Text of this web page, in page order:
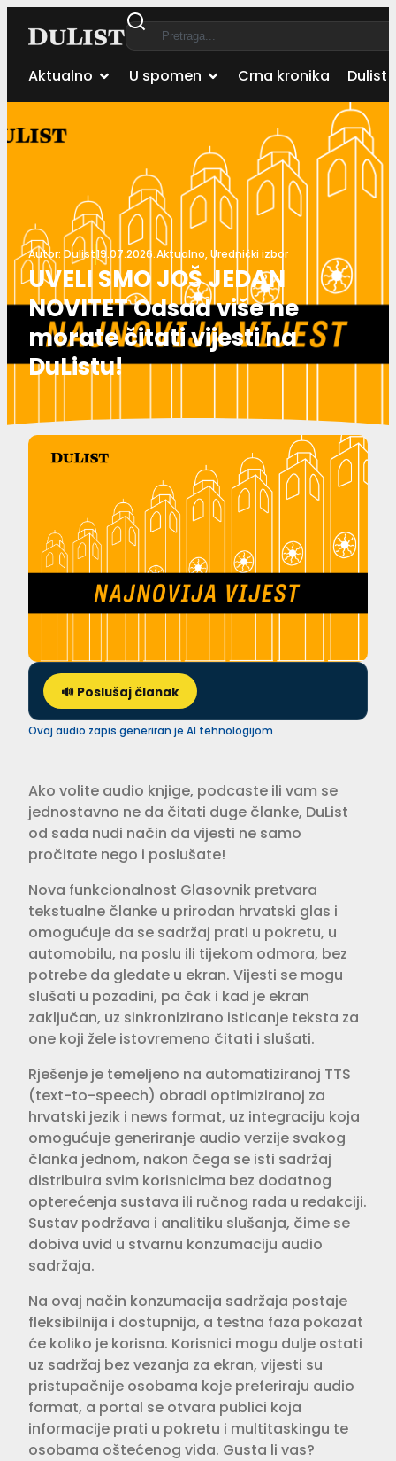
Aktualno U spomen Crna kronika Dulist
Autor: Dulist19.07.2026.Aktualno,Urednički izbor
UVELI SMO JOŠ JEDAN
NOVITET Odsad više ne
morate čitati vijesti na
DuListu!
🔊 Poslušaj članak
Ovaj audio zapis generiran je AI tehnologijom
Ako volite audio knjige, podcaste ili vam se
jednostavno ne da čitati duge članke, DuList
od sada nudi način da vijesti ne samo
pročitate nego i poslušate!
Nova funkcionalnost Glasovnik pretvara
tekstualne članke u prirodan hrvatski glas i
omogućuje da se sadržaj prati u pokretu, u
automobilu, na poslu ili tijekom odmora, bez
potrebe da gledate u ekran. Vijesti se mogu
slušati u pozadini, pa čak i kad je ekran
zaključan, uz sinkronizirano isticanje teksta za
one koji žele istovremeno čitati i slušati.
Rješenje je temeljeno na automatiziranoj TTS
(text-to-speech) obradi optimiziranoj za
hrvatski jezik i news format, uz integraciju koja
omogućuje generiranje audio verzije svakog
članka jednom, nakon čega se isti sadržaj
distribuira svim korisnicima bez dodatnog
opterećenja sustava ili ručnog rada u redakciji.
Sustav podržava i analitiku slušanja, čime se
dobiva uvid u stvarnu konzumaciju audio
sadržaja.
Na ovaj način konzumacija sadržaja postaje
fleksibilnija i dostupnija, a testna faza pokazat
će koliko je korisna. Korisnici mogu dulje ostati
uz sadržaj bez vezanja za ekran, vijesti su
pristupačnije osobama koje preferiraju audio
format, a portal se otvara publici koja
informacije prati u pokretu i multitaskingu te
osobama oštećenog vida. Gusta li vas?